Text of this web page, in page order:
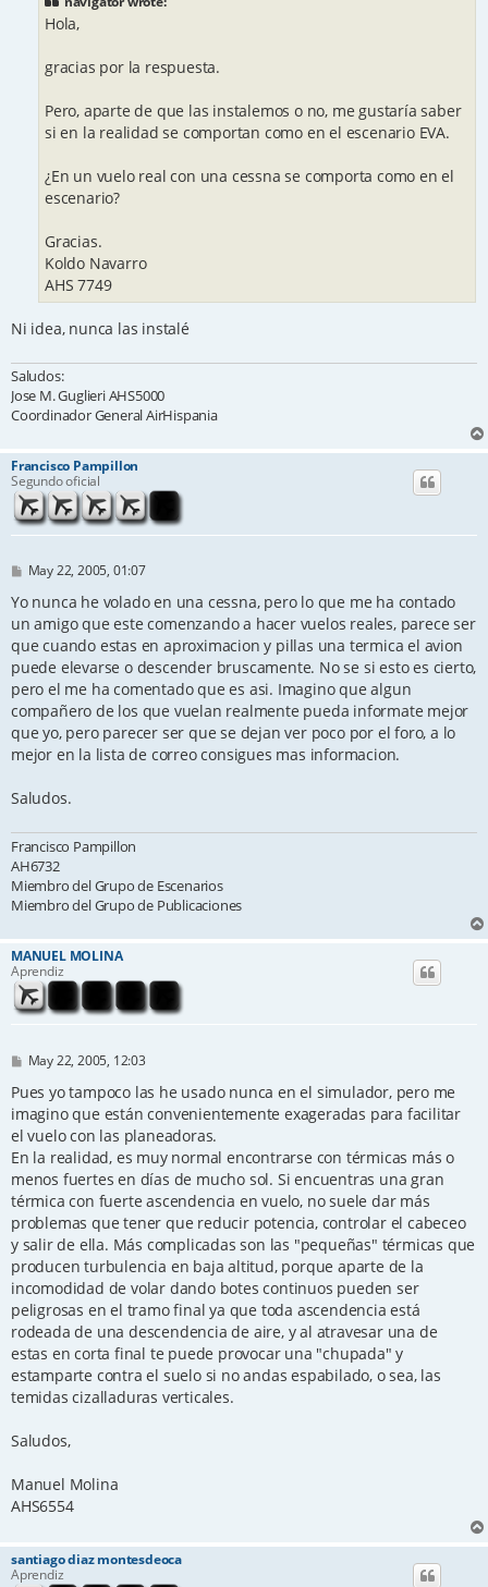
Hola,
gracias por la respuesta.
Pero, aparte de que las instalemos o no, me gustaría saber
si en la realidad se comportan como en el escenario EVA.
¿En un vuelo real con una cessna se comporta como en el
escenario?
Gracias.
Koldo Navarro
AHS 7749
Ni idea, nunca las instalé
Saludos:
Jose M. Guglieri AHS5000
Coordinador General AirHispania
Francisco Pampillon
Segundo oficial
P
s
May 22, 2005, 01:07
Yo nunca he volado en una cessna, pero lo que me ha contado
un amigo que este comenzando a hacer vuelos reales, parece ser
que cuando estas en aproximacion y pillas una termica el avion
puede elevarse o descender bruscamente. No se si esto es cierto,
pero el me ha comentado que es asi. Imagino que algun
compañero de los que vuelan realmente pueda informate mejor
que yo, pero parecer ser que se dejan ver poco por el foro, a lo
mejor en la lista de correo consigues mas informacion.
Saludos.
Francisco Pampillon
AH6732
Miembro del Grupo de Escenarios
Miembro del Grupo de Publicaciones
MANUEL MOLINA
Aprendiz
P
s
May 22, 2005, 12:03
Pues yo tampoco las he usado nunca en el simulador, pero me
imagino que están convenientemente exageradas para facilitar
el vuelo con las planeadoras.
En la realidad, es muy normal encontrarse con térmicas más o
menos fuertes en días de mucho sol. Si encuentras una gran
térmica con fuerte ascendencia en vuelo, no suele dar más
problemas que tener que reducir potencia, controlar el cabeceo
y salir de ella. Más complicadas son las "pequeñas" térmicas que
producen turbulencia en baja altitud, porque aparte de la
incomodidad de volar dando botes continuos pueden ser
peligrosas en el tramo final ya que toda ascendencia está
rodeada de una descendencia de aire, y al atravesar una de
estas en corta final te puede provocar una "chupada" y
estamparte contra el suelo si no andas espabilado, o sea, las
temidas cizalladuras verticales.
Saludos,
Manuel Molina
AHS6554
santiago diaz montesdeoca
Aprendiz